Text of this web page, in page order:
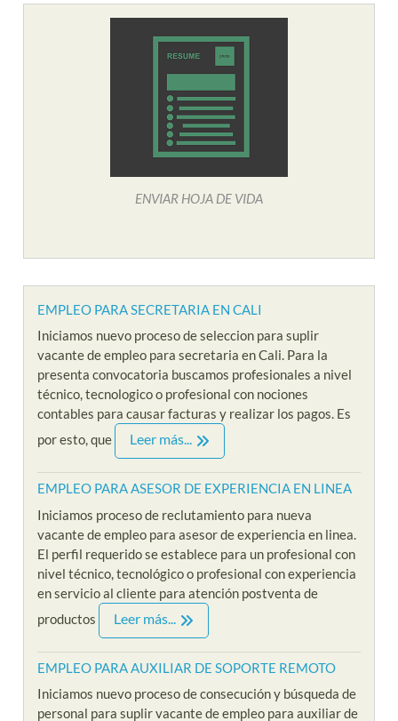
ENVIAR HOJA DE VIDA
EMPLEO PARA SECRETARIA EN CALI
Iniciamos nuevo proceso de seleccion para suplir
vacante de empleo para secretaria en Cali. Para la
presenta convocatoria buscamos profesionales a nivel
técnico, tecnologico o profesional con nociones
contables para causar facturas y realizar los pagos. Es
por esto, que
Leer más...
EMPLEO PARA ASESOR DE EXPERIENCIA EN LINEA
Iniciamos proceso de reclutamiento para nueva
vacante de empleo para asesor de experiencia en linea.
El perfil requerido se establece para un profesional con
nivel técnico, tecnológico o profesional con experiencia
en servicio al cliente para atención postventa de
productos
Leer más...
EMPLEO PARA AUXILIAR DE SOPORTE REMOTO
Iniciamos nuevo proceso de consecución y búsqueda de
personal para suplir vacante de empleo para auxiliar de